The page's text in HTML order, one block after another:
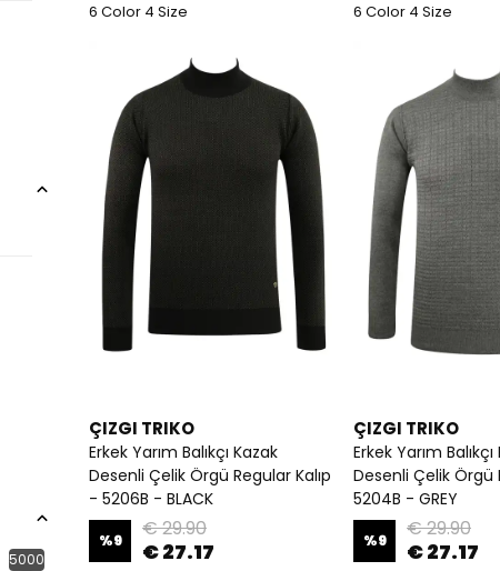
5000
6 Color 4 Size 6 Color 4 Size
ÇIZGI TRIKO
Erkek Yarım Balıkçı Kazak
Desenli Çelik Örgü Regular Kalıp
- 5206B - BLACK
%9 € 29.90
€ 27.17
ÇIZGI TRIKO
Erkek Yarım
Desenli Çelik Örgü
5204B - GREY
%9 € 29.90
€ 27.17